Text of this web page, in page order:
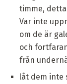
timme,
Var inte
om de är
och
från
låt dem inte